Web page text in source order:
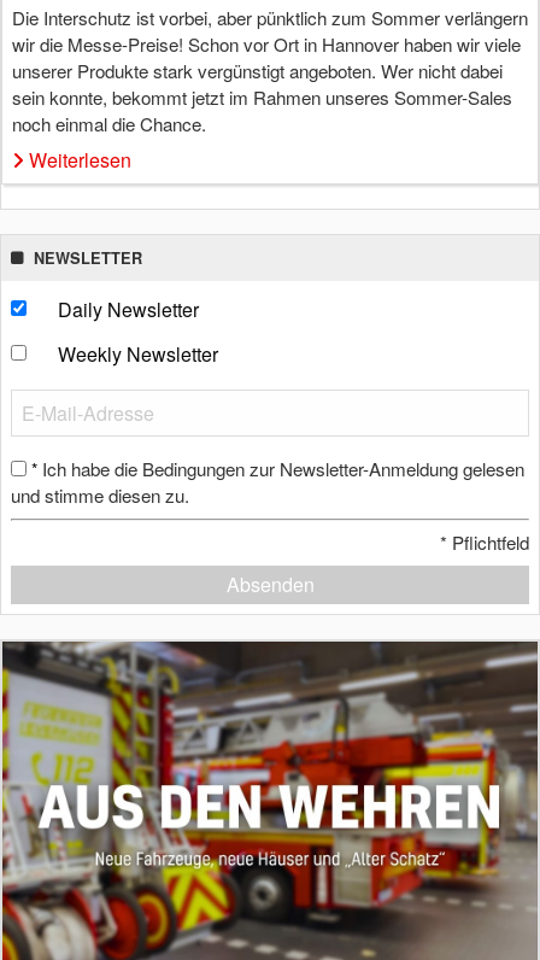
Die Interschutz ist vorbei, aber pünktlich zum Sommer verlängern
wir die Messe-Preise! Schon vor Ort in Hannover haben wir viele
unserer Produkte stark vergünstigt angeboten. Wer nicht dabei
sein konnte, bekommt jetzt im Rahmen unseres Sommer-Sales
noch einmal die Chance.
Weiterlesen
NEWSLETTER
Daily Newsletter
Weekly Newsletter
* Ich habe die Bedingungen zur Newsletter-Anmeldung gelesen
und stimme diesen zu.
* Pflichtfeld
Absenden